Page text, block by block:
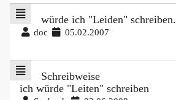
würde ich "Leiden" schreiben.
doc 05.02.2007
Schreibweise
ich würde "Leiten" schreiben